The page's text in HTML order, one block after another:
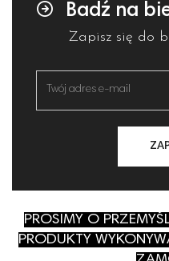
Badź na
Zapisz się do
PROSIMY O
PRODUKTY